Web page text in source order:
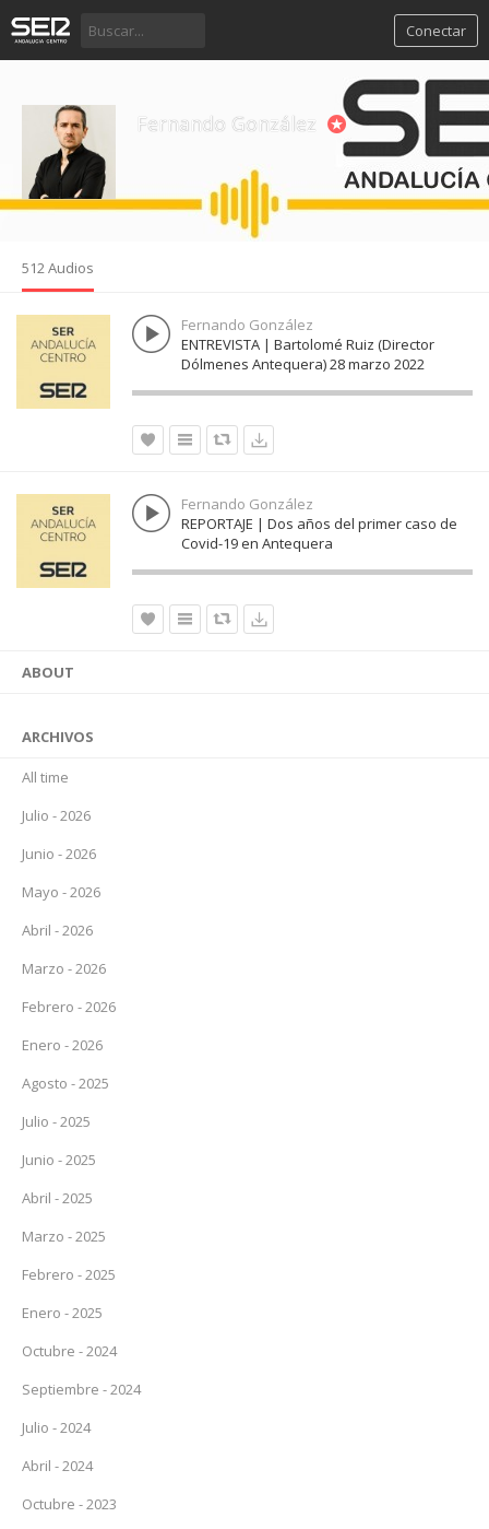
Conectar
Fernando González
512 Audios
Fernando González
ENTREVISTA | Bartolomé Ruiz (Director
Dólmenes Antequera) 28 marzo 2022
Fernando González
REPORTAJE | Dos años del primer caso de
Covid-19 en Antequera
ABOUT
ARCHIVOS
All time
Julio - 2026
Junio - 2026
Mayo - 2026
Abril - 2026
Marzo - 2026
Febrero - 2026
Enero - 2026
Agosto - 2025
Julio - 2025
Junio - 2025
Abril - 2025
Marzo - 2025
Febrero - 2025
Enero - 2025
Octubre - 2024
Septiembre - 2024
Julio - 2024
Abril - 2024
Octubre - 2023